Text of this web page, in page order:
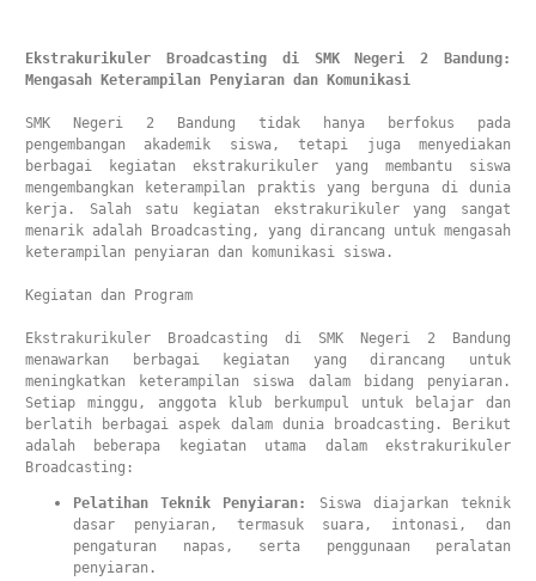
Ekstrakurikuler Broadcasting di SMK Negeri 2 Bandung:
Mengasah Keterampilan Penyiaran dan Komunikasi
SMK Negeri 2 Bandung tidak hanya berfokus pada
pengembangan akademik siswa, tetapi juga menyediakan
berbagai kegiatan ekstrakurikuler yang membantu siswa
mengembangkan keterampilan praktis yang berguna di dunia
kerja. Salah satu kegiatan ekstrakurikuler yang sangat
menarik adalah Broadcasting, yang dirancang untuk mengasah
keterampilan penyiaran dan komunikasi siswa.
Kegiatan dan Program
Ekstrakurikuler Broadcasting di SMK Negeri 2 Bandung
menawarkan berbagai kegiatan yang dirancang untuk
meningkatkan keterampilan siswa dalam bidang penyiaran.
Setiap minggu, anggota klub berkumpul untuk belajar dan
berlatih berbagai aspek dalam dunia broadcasting. Berikut
adalah beberapa kegiatan utama dalam ekstrakurikuler
Broadcasting:
Pelatihan Teknik Penyiaran:
Siswa diajarkan teknik
dasar penyiaran, termasuk suara, intonasi, dan
pengaturan napas, serta penggunaan peralatan
penyiaran.